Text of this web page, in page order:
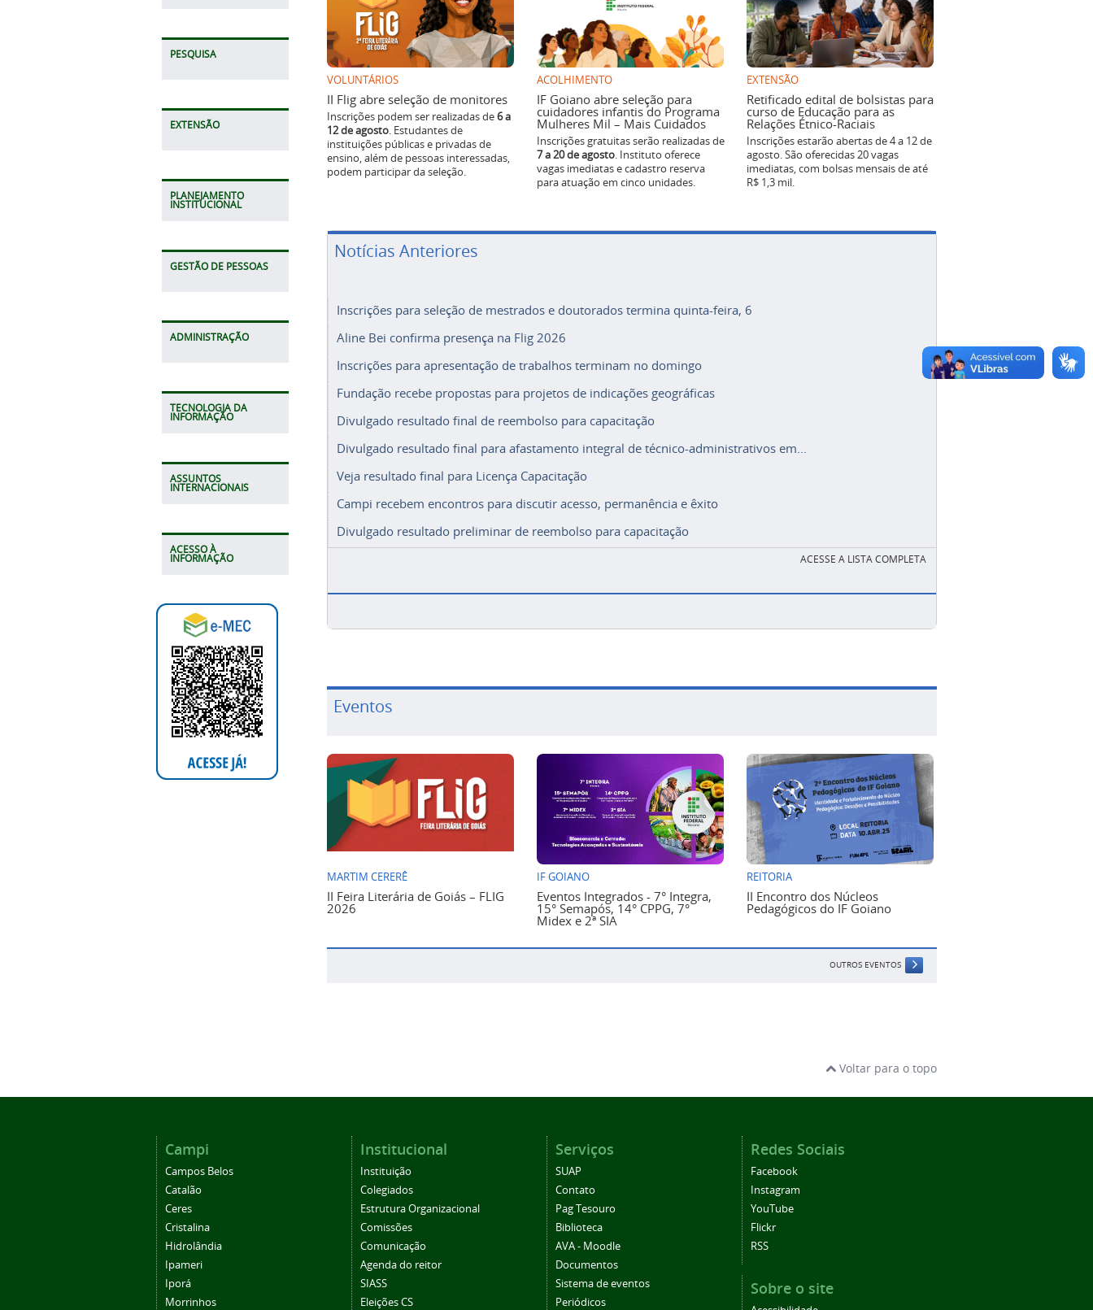
PESQUISA
EXTENSÃO
PLANEJAMENTO
INSTITUCIONAL
GESTÃO DE PESSOAS
ADMINISTRAÇÃO
TECNOLOGIA DA
INFORMAÇÃO
ASSUNTOS
INTERNACIONAIS
ACESSO À
INFORMAÇÃO
VOLUNTÁRIOS
II Flig abre seleção de monitores
Inscrições podem ser realizadas de6 a
12 de agosto. Estudantes de
instituições públicas e privadas de
ensino, além de pessoas interessadas,
podem participar da seleção.
ACOLHIMENTO
IF Goiano abre seleção para
cuidadores infantis do Programa
Mulheres Mil – Mais Cuidados
Inscrições gratuitas serão realizadas de
7 a 20 de agosto. Instituto oferece
vagas imediatas e cadastro reserva
para atuação em cinco unidades.
EXTENSÃO
Retificado edital de bolsistas para
curso de Educação para as
Relações Étnico-Raciais
Inscrições estarão abertas de 4 a 12 de
agosto. São oferecidas 20 vagas
imediatas, com bolsas mensais de até
R$ 1,3 mil.
Notícias Anteriores
Inscrições para seleção de mestrados e doutorados termina quinta-feira, 6
Aline Bei confirma presença na Flig 2026
Inscrições para apresentação de trabalhos terminam no domingo
Fundação recebe propostas para projetos de indicações geográficas
Divulgado resultado final de reembolso para capacitação
Divulgado resultado final para afastamento integral de técnico-administrativos em...
Veja resultado final para Licença Capacitação
Campi recebem encontros para discutir acesso, permanência e êxito
Divulgado resultado preliminar de reembolso para capacitação
ACESSE A LISTA COMPLETA
Eventos
MARTIM CERERÊ
II Feira Literária de Goiás – FLIG
2026
IF GOIANO
Eventos Integrados - 7° Integra,
15° Semapós, 14° CPPG, 7°
Midex e 2ª SIA
REITORIA
II Encontro dos Núcleos
Pedagógicos do IF Goiano
OUTROS EVENTOS
Voltar para o topo
Campi
Campos Belos
Catalão
Ceres
Cristalina
Hidrolândia
Ipameri
Iporá
Morrinhos
Institucional
Instituição
Colegiados
Estrutura Organizacional
Comissões
Comunicação
Agenda do reitor
SIASS
Eleições CS
Serviços
SUAP
Contato
Pag Tesouro
Biblioteca
AVA - Moodle
Documentos
Sistema de eventos
Periódicos
Redes Sociais
Facebook
Instagram
YouTube
Flickr
RSS
Sobre o site